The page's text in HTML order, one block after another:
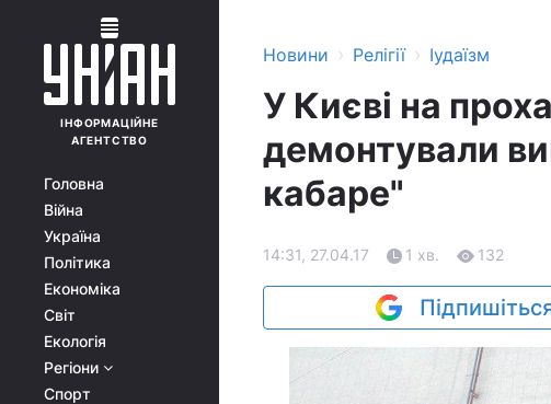
ІНФОРМАЦІЙНЕ
АГЕНТСТВО
Головна
Війна
Україна
Політика
Економіка
Світ
Екологія
Регіони
Спорт
Новини › Релігії › Іудаїзм
У Києві на
демонтували
кабаре"
14:31, 27.04.17 1 хв. 132